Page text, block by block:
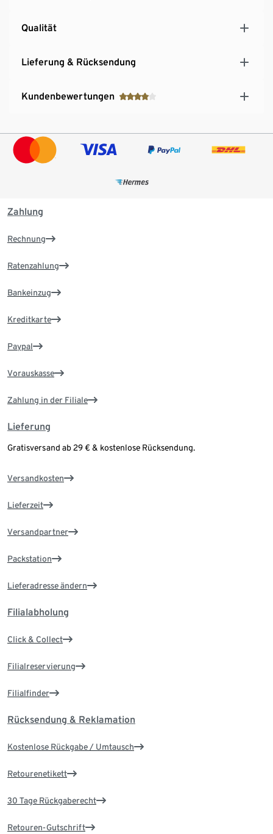
Qualität
Lieferung & Rücksendung
Kundenbewertungen
Zahlung
Rechnung
Ratenzahlung
Bankeinzug
Kreditkarte
Paypal
Vorauskasse
Zahlung in der Filiale
Lieferung
Gratisversand ab 29 € & kostenlose Rücksendung.
Versandkosten
Lieferzeit
Versandpartner
Packstation
Lieferadresse ändern
Filialabholung
Click & Collect
Filialreservierung
Filialfinder
Rücksendung & Reklamation
Kostenlose Rückgabe / Umtausch
Retourenetikett
30 Tage Rückgaberecht
Retouren-Gutschrift